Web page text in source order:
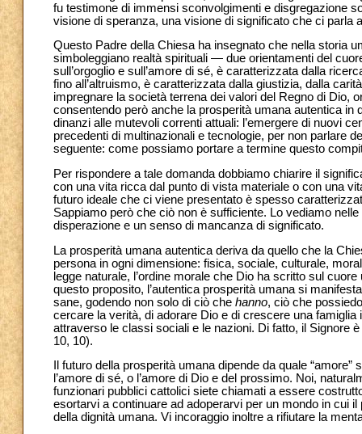
fu testimone di immensi sconvolgimenti e disgregazione
visione di speranza, una visione di significato che ci parla
Questo Padre della Chiesa ha insegnato che nella storia
simboleggiano realtà spirituali — due orientamenti del
sull’orgoglio e sull’amore di sé, è caratterizzata dalla
fino all’altruismo, è caratterizzata dalla giustizia, dalla
impregnare la società terrena dei valori del Regno di Dio,
consentendo però anche la prosperità umana autentica
dinanzi alle mutevoli correnti attuali: l’emergere di nuovi
precedenti di multinazionali e tecnologie, per non parlare
seguente: come possiamo portare a termine questo
Per rispondere a tale domanda dobbiamo chiarire il
con una vita ricca dal punto di vista materiale o con una
futuro ideale che ci viene presentato è spesso
Sappiamo però che ciò non è sufficiente. Lo vediamo
disperazione e un senso di mancanza di significato.
La prosperità umana autentica deriva da quello che la
persona in ogni dimensione: fisica, sociale, culturale,
legge naturale, l’ordine morale che Dio ha scritto sul
questo proposito, l’autentica prosperità umana si
sane, godendo non solo di ciò che hanno, ciò che
cercare la verità, di adorare Dio e di crescere una
attraverso le classi sociali e le nazioni. Di fatto, il Signore
10, 10).
Il futuro della prosperità umana dipende da quale
l’amore di sé, o l’amore di Dio e del prossimo. Noi,
funzionari pubblici cattolici siete chiamati a essere
esortarvi a continuare ad adoperarvi per un mondo in cui
della dignità umana. Vi incoraggio inoltre a rifiutare la